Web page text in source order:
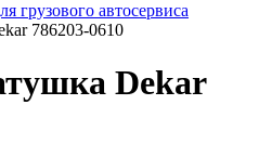
грузового автосервиса
786203-0610
Dekar